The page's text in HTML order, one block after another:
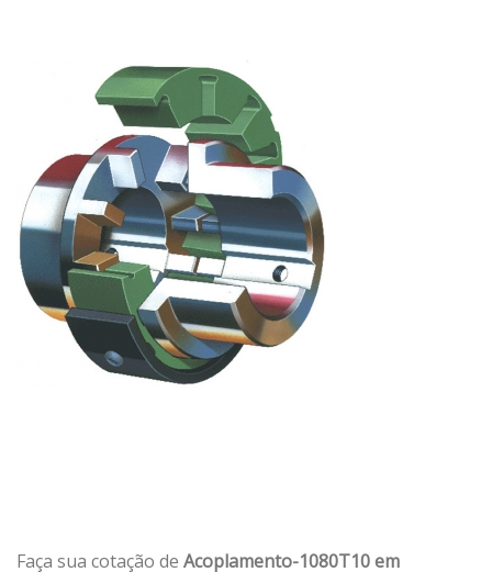
Faça sua cotação de Acoplamento-1080T10 em